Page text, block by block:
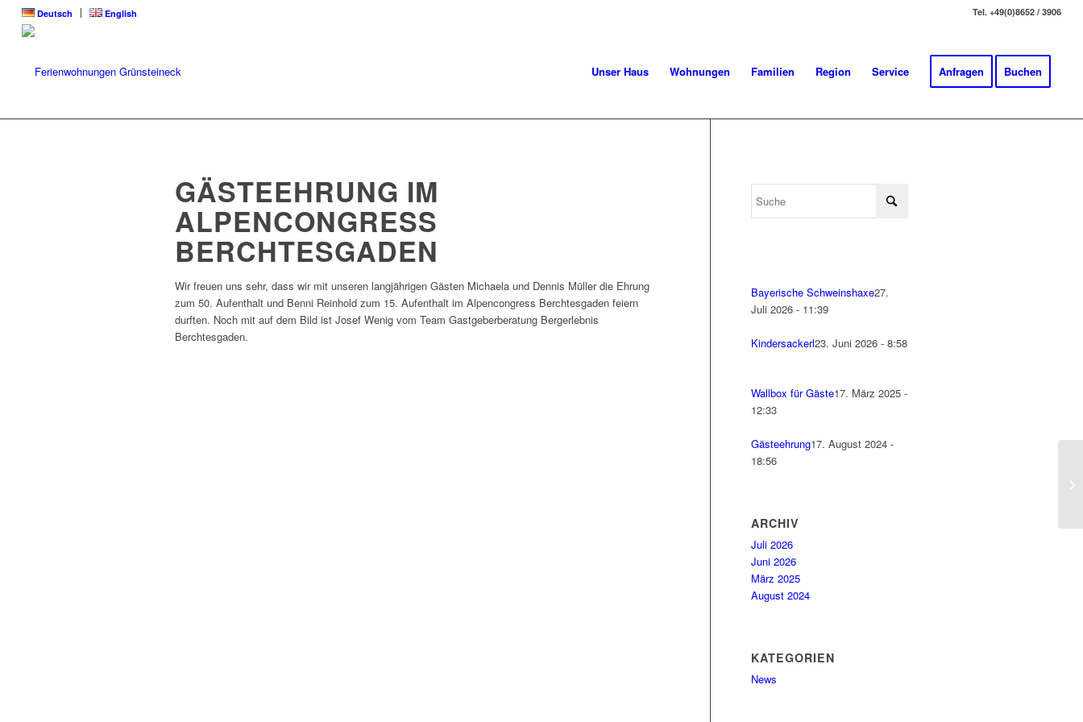
Deutsch English Tel. +49(0)8652 / 3906
Unser Haus Wohnungen Familien Region Service Anfragen Buchen
GÄSTEEHRUNG IM
ALPENCONGRESS
BERCHTESGADEN
Wir freuen uns sehr, dass wir mit unseren langjährigen Gästen Michaela und Dennis Müller die Ehrung
zum 50. Aufenthalt und Benni Reinhold zum 15. Aufenthalt im Alpencongress Berchtesgaden feiern
durften. Noch mit auf dem Bild ist Josef Wenig vom Team Gastgeberberatung Bergerlebnis
Berchtesgaden.
Bayerische Schweinshaxe27.
Juli 2026 - 11:39
Kindersackerl23. Juni 2026 - 8:58
Wallbox für Gäste17. März 2025 -
12:33
Gästeehrung17. August 2024 -
18:56
ARCHIV
Juli 2026
Juni 2026
März 2025
August 2024
KATEGORIEN
News